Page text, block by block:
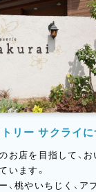
リー サクライに
お店を目指して、お
います。
桃やいちじく、ア